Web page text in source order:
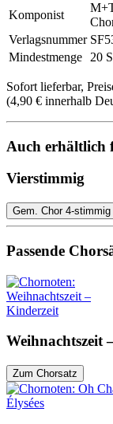
Komponist
Verlagsnummer
Mindestmenge
20
Sofort lieferbar,
(4,90 € innerhalb
Auch erhältlich
Vierstimmig
Gem. Chor 4-stimmig
Passende
Weihnachtszeit
Zum Chorsatz